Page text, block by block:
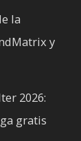
la
y
2026:
gratis